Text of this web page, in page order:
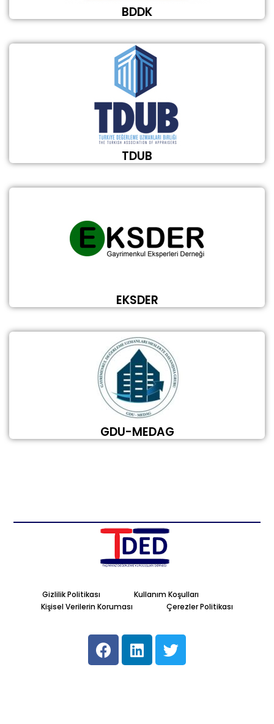
BDDK
TDUB
EKSDER
GDU-MEDAG
Gizlilik Politikası
Kullanım Koşulları
Kişisel Verilerin Koruması
Çerezler Politikası